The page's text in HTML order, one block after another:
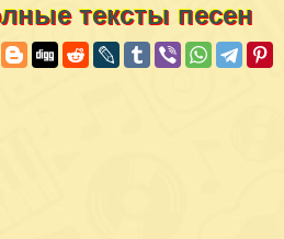
тексты песен